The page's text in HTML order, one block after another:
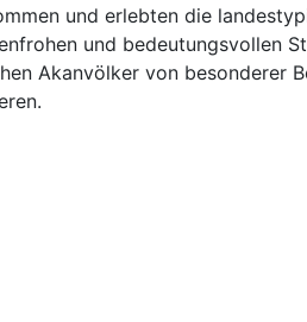
und erlebten die
und bedeutungsvollen
Akanvölker von besonderer